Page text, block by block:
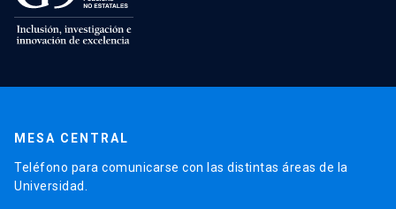
MESA CENTRAL
Teléfono para comunicarse con las distintas áreas de la
Universidad.